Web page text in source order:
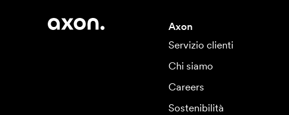
Axon
Servizio clienti
Chi siamo
Careers
Sostenibilità